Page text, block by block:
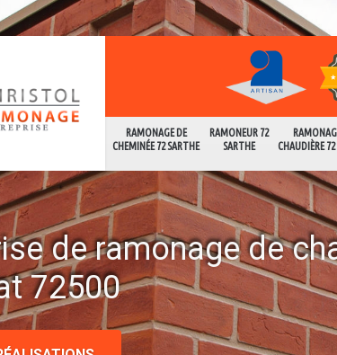
RAMONAGE DE
CHEMINÉE 72 SARTHE
RAMONEUR 72
SARTHE
CHAUDIÈRE
de ramonage de
72500